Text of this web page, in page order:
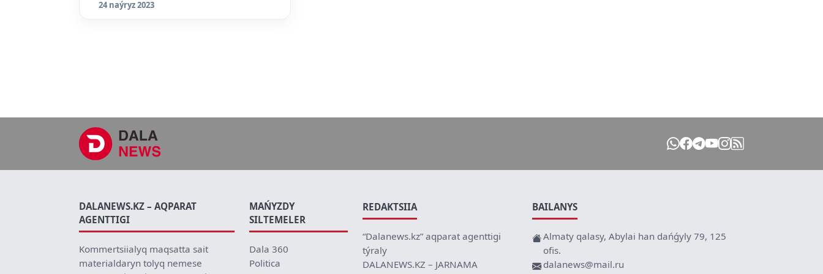
24 naýryz 2023
DALANEWS.KZ – AQPARAT
AGENTTIGI
Kommertsiialyq maqsatta sait
materialdaryn tolyq nemese
MAŃYZDY
SILTEMELER
Dala 360
Politica
REDAKTSIIA
“Dalanews.kz” aqparat agenttigi
týraly
DALANEWS.KZ – JARNAMA
BAILANYS
Almaty qalasy, Abylai han dańǵyly 79, 125
ofis.
dalanews@mail.ru